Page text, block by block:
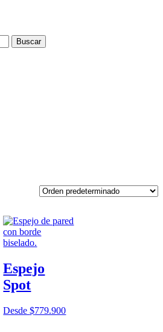
Buscar
Espejo
Spot
Desde$779.900